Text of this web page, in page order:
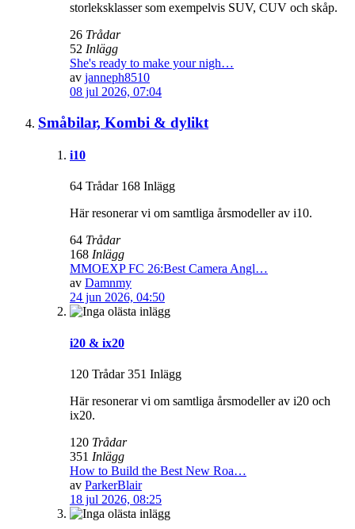
storleksklasser som exempelvis SUV, CUV och skåp.
26 Trådar
52 Inlägg
She's ready to make your nigh…
av janneph8510
08 jul 2026, 07:04
Småbilar, Kombi & dylikt
i10
64 Trådar 168 Inlägg
Här resonerar vi om samtliga årsmodeller av i10.
64 Trådar
168 Inlägg
MMOEXP FC 26:Best Camera Angl…
av Damnmy
24 jun 2026, 04:50
i20 & ix20
120 Trådar 351 Inlägg
Här resonerar vi om samtliga årsmodeller av i20 och
ix20.
120 Trådar
351 Inlägg
How to Build the Best New Roa…
av ParkerBlair
18 jul 2026, 08:25